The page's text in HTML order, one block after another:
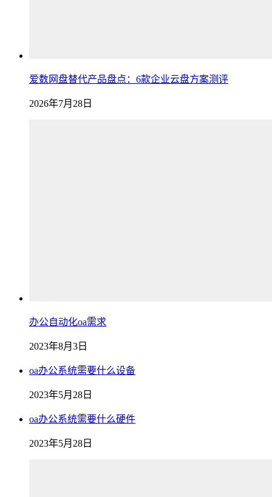
爱数网盘替代产品盘点：6款企业云盘方案测评
2026年7月28日
办公自动化oa需求
2023年8月3日
oa办公系统需要什么设备
2023年5月28日
oa办公系统需要什么硬件
2023年5月28日